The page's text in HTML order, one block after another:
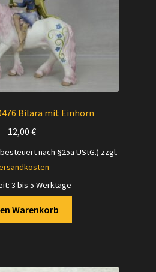
Bilara mit Einhorn
12,00 €
nach §25a UStG.) zzgl.
3 bis 5 Werktage
Warenkorb